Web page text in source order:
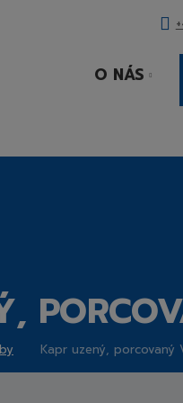
O NÁS
Kapr uzený, porcovaný